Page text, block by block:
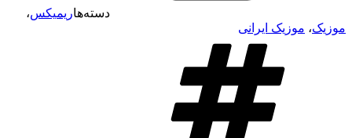
دسته‌هاریمیکس،
موزیک، موزیک ایرانی